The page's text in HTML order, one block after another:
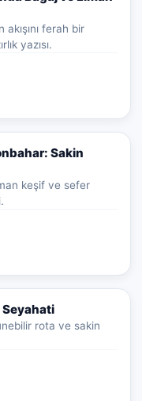
ferah bir
yazısı.
Sakin
keşif ve sefer
rota ve sakin